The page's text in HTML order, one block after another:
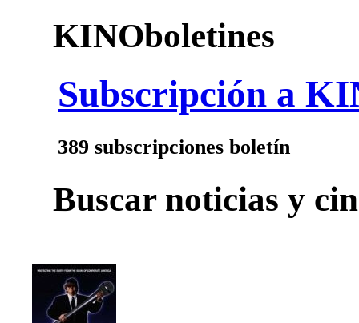
KINOboletines
Subscripción a
389 subscripciones boletín
Buscar noticias y